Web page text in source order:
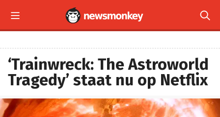
 
‘Trainwreck: The Astroworld
Tragedy’ staat nu op Netflix